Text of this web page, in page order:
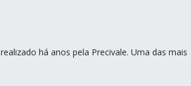
há anos pela Precivale. Uma das mais